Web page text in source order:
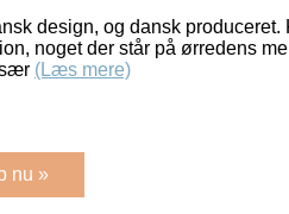
design, og dansk
noget der står på ørredens
(Læs mere)
nu »